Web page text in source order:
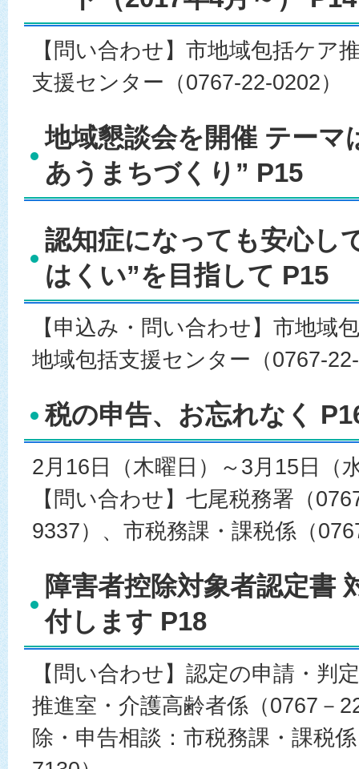
【問い合わせ】市地域包括ケア
支援センター（0767-22-0202）
地域懇談会を開催 テーマ
あうまちづくり” P15
認知症になっても安心し
はくい”を目指して P15
【申込み・問い合わせ】市地域
地域包括支援センター（0767-
税の申告、お忘れなく
2月16日（木曜日）～3月15日（
【問い合わせ】七尾税務署（
9337）、市税務課・課税係（
障害者控除対象者認定書
付します P18
【問い合わせ】認定の申請・判
推進室・介護高齢者係（0767－
除・申告相談：市税務課・課税